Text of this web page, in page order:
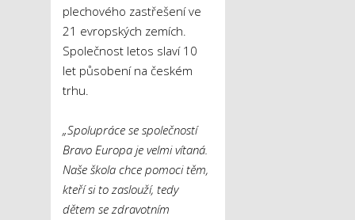
plechového zastřešení ve
21 evropských zemích.
Společnost letos slaví 10
let působení na českém
trhu.
„Spolupráce se společností
Bravo Europa je velmi vítaná.
Naše škola chce pomoci těm,
kteří si to zaslouží, tedy
dětem se zdravotním